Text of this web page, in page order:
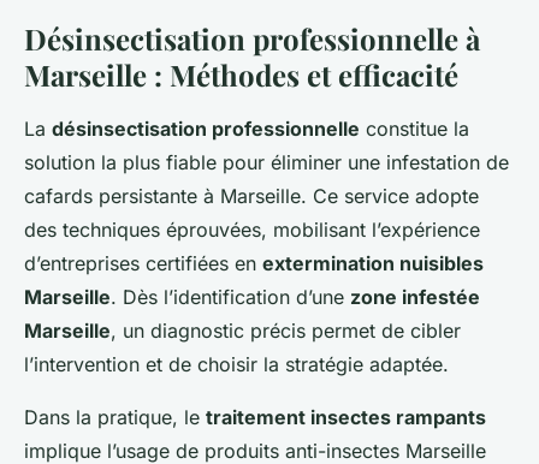
Désinsectisation professionnelle à
Marseille : Méthodes et efficacité
La désinsectisation professionnelle constitue la
solution la plus fiable pour éliminer une infestation de
cafards persistante à Marseille. Ce service adopte
des techniques éprouvées, mobilisant l’expérience
d’entreprises certifiées en extermination nuisibles
Marseille. Dès l’identification d’une zone infestée
Marseille, un diagnostic précis permet de cibler
l’intervention et de choisir la stratégie adaptée.
Dans la pratique, le traitement insectes rampants
implique l’usage de produits anti-insectes Marseille